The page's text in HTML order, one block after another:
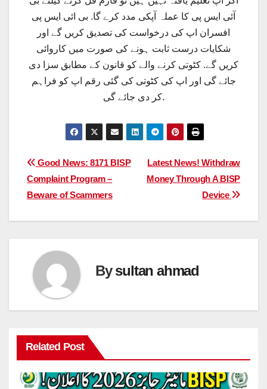
آئی ایس پی کا عملہ آپکی مدد کرے گا. بی ائی ایس پی
افسران اپ کی درخواست کی تصدیق کریں گے اور
شکایات درست ثابت ہونے کی صورت میں کاروائی
کریں گے. کٹوتی کرنے والے کو قانون کے مطابق سزا دی
جائے گی اور اپ کی کٹوتی کی گئی رقم اپ کو فراہم
کر دی جائے گی.
Post
navigation
Latest News! Withdraw
Money Through A BISP
Device
Good News: 8171 BISP
Complaint Program –
Beware of Scammers
Bysultan ahmad
Related Post